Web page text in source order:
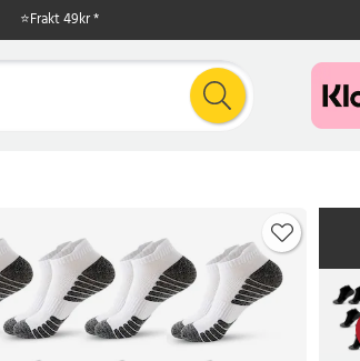
⭐Frakt 49kr *